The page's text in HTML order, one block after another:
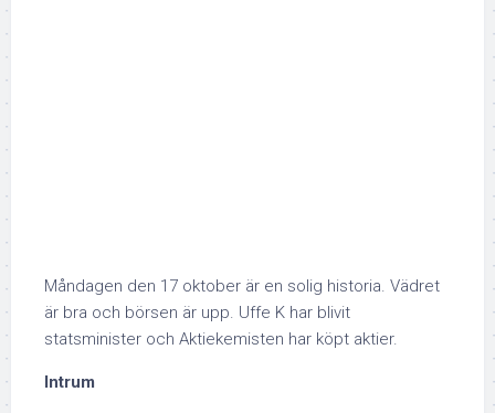
Måndagen den 17 oktober är en solig historia. Vädret
är bra och börsen är upp. Uffe K har blivit
statsminister och Aktiekemisten har köpt aktier.
Intrum